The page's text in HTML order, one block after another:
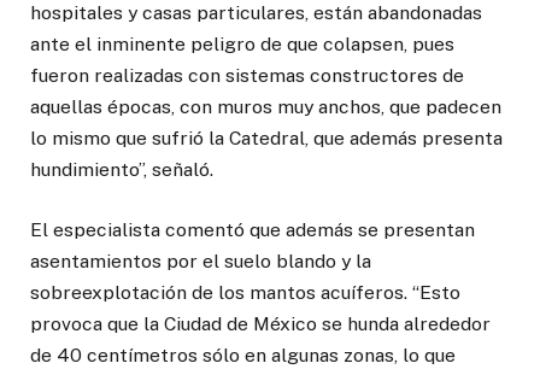
hospitales y casas particulares, están abandonadas
ante el inminente peligro de que colapsen, pues
fueron realizadas con sistemas constructores de
aquellas épocas, con muros muy anchos, que padecen
lo mismo que sufrió la Catedral, que además presenta
hundimiento”, señaló.
El especialista comentó que además se presentan
asentamientos por el suelo blando y la
sobreexplotación de los mantos acuíferos. “Esto
provoca que la Ciudad de México se hunda alrededor
de 40 centímetros sólo en algunas zonas, lo que